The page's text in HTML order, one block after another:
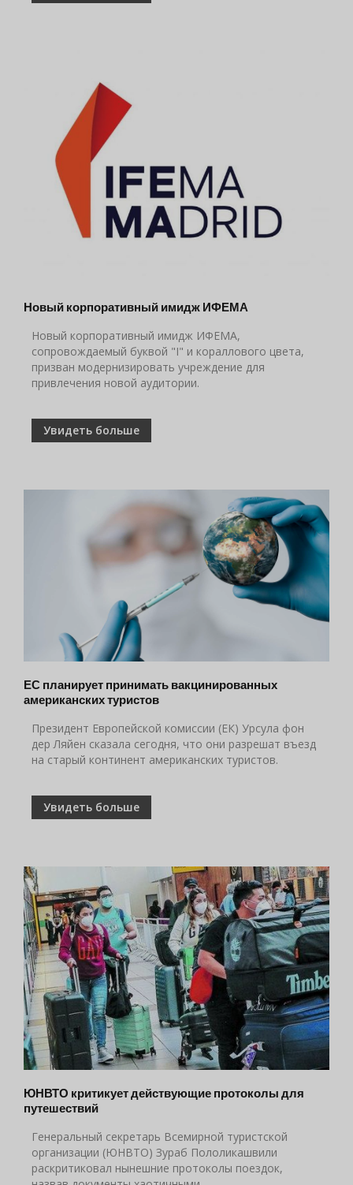
Новый корпоративный имидж ИФЕМА
Новый корпоративный имидж ИФЕМА,
сопровождаемый буквой "I" и кораллового цвета,
призван модернизировать учреждение для
привлечения новой аудитории.
Увидеть больше
ЕС планирует принимать вакцинированных
американских туристов
Президент Европейской комиссии (ЕК) Урсула фон
дер Ляйен сказала сегодня, что они разрешат въезд
на старый континент американских туристов.
Увидеть больше
ЮНВТО критикует действующие протоколы для
путешествий
Генеральный секретарь Всемирной туристской
организации (ЮНВТО) Зураб Пололикашвили
раскритиковал нынешние протоколы поездок,